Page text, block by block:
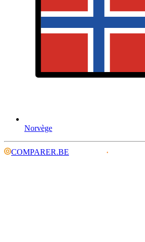
Norvège
COMPARER.BE